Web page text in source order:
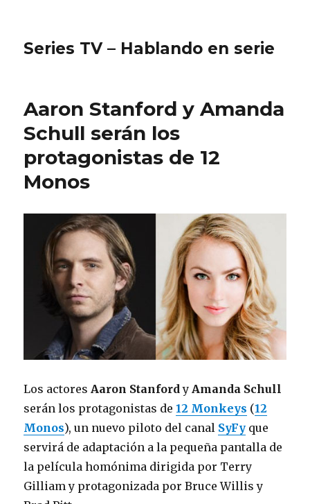
Series TV – Hablando en serie
Aaron Stanford y Amanda
Schull serán los
protagonistas de 12
Monos
Los actores Aaron Stanford y Amanda Schull
serán los protagonistas de12 Monkeys (12
Monos), un nuevo piloto del canal SyFy que
servirá de adaptación a la pequeña pantalla de
la película homónima dirigida por Terry
Gilliam y protagonizada por Bruce Willis y